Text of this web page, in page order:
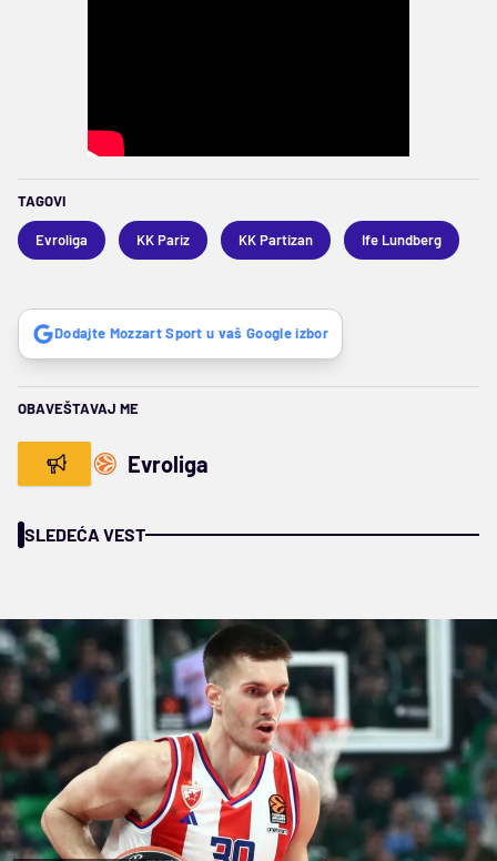
TAGOVI
Evroliga KK Pariz KK Partizan Ife Lundberg
Dodajte Mozzart Sport u vaš Google izbor
OBAVEŠTAVAJ ME
Evroliga
SLEDEĆA VEST